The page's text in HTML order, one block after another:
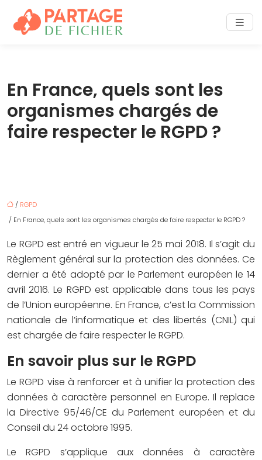
En France, quels sont les
organismes chargés de
faire respecter le RGPD ?
/ RGPD
/ En France, quels sont les organismes chargés de faire respecter le RGPD ?
Le RGPD est entré en vigueur le 25 mai 2018. Il s’agit du
Règlement général sur la protection des données. Ce
dernier a été adopté par le Parlement européen le 14
avril 2016. Le RGPD est applicable dans tous les pays
de l’Union européenne. En France, c’est la Commission
nationale de l’informatique et des libertés (CNIL) qui
est chargée de faire respecter le RGPD.
En savoir plus sur le RGPD
Le RGPD vise à renforcer et à unifier la protection des
données à caractère personnel en Europe. Il replace
la Directive 95/46/CE du Parlement européen et du
Conseil du 24 octobre 1995.
Le RGPD s’applique aux données à caractère